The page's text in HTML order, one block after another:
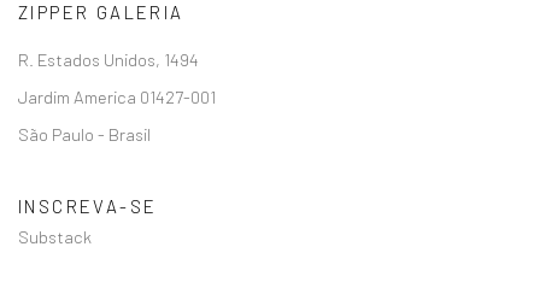
ZIPPER GALERIA
R. Estados Unidos, 1494
Jardim America 01427-001
São Paulo - Brasil
INSCREVA-SE
Substack